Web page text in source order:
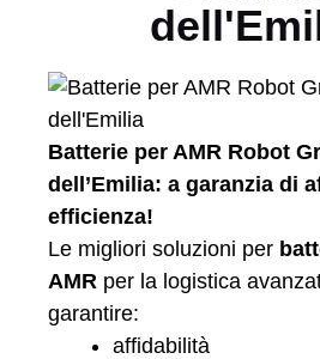
Batterie per AMR Robot
dell’Emilia: a garanzia di
efficienza!
Le migliori soluzioni per
AMR per la logistica
garantire:
affidabilità